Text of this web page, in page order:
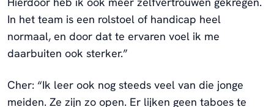
In het team is een rolstoel of handicap heel
normaal, en door dat te ervaren voel ik me
daarbuiten ook sterker.”
Cher: “Ik leer ook nog steeds veel van die jonge
meiden. Ze zijn zo open. Er lijken geen taboes te